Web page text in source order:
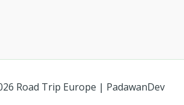
Road Trip Europe | PadawanDev